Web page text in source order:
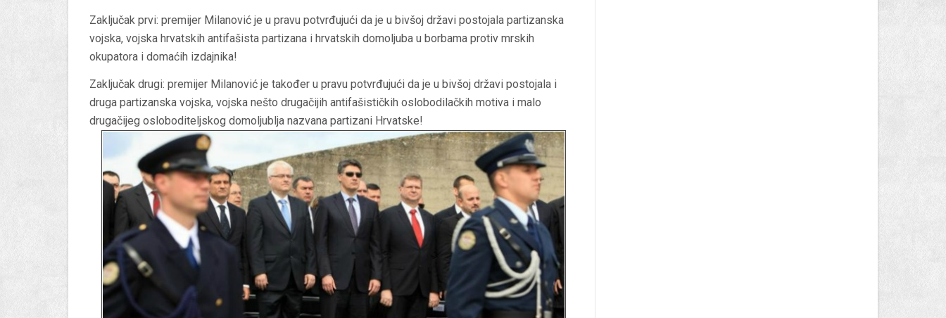
Zaključak prvi: premijer Milanović je u pravu potvrđujući da je u bivšoj državi postojala partizanska
vojska, vojska hrvatskih antifašista partizana i hrvatskih domoljuba u borbama protiv mrskih
okupatora i domaćih izdajnika!
Zaključak drugi: premijer Milanović je također u pravu potvrđujući da je u bivšoj državi postojala i
druga partizanska vojska, vojska nešto drugačijih antifašističkih oslobodilačkih motiva i malo
drugačijeg osloboditeljskog domoljublja nazvana partizani Hrvatske!